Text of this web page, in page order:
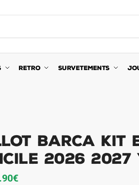
RETRO SURVETEMENTS
Barca Kit
2026 2027
€Le